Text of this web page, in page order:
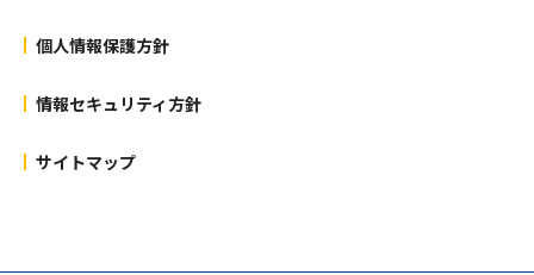
個人情報保護方針
情報セキュリティ方針
サイトマップ